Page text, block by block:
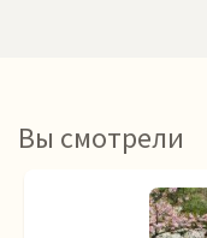
Вы смотрели